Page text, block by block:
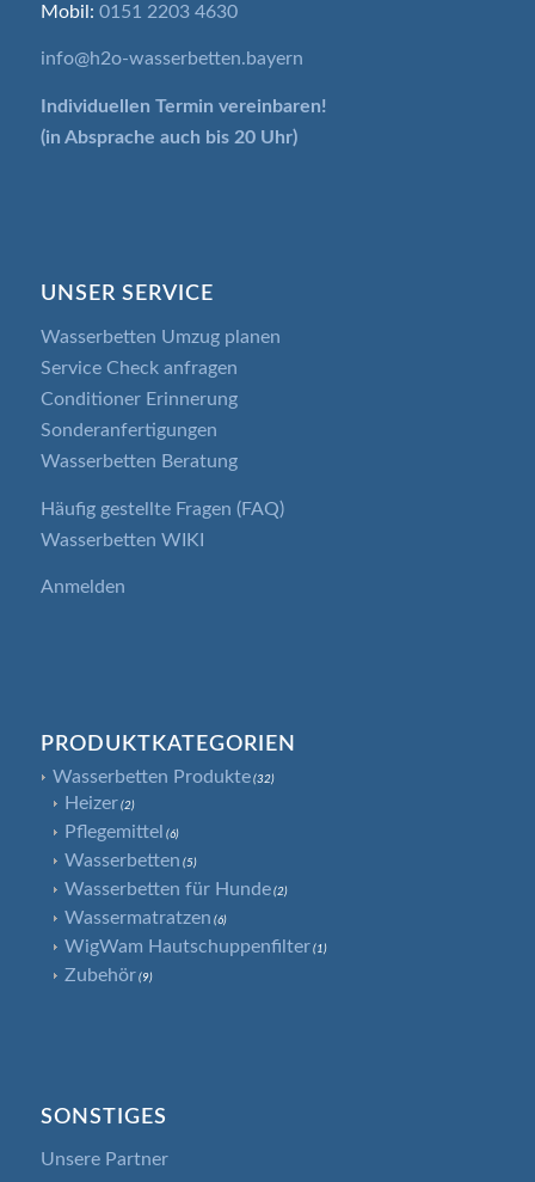
Mobil: 0151 2203 4630
info@h2o-wasserbetten.bayern
Individuellen Termin vereinbaren!
(in Absprache auch bis 20 Uhr)
UNSER SERVICE
Wasserbetten Umzug planen
Service Check anfragen
Conditioner Erinnerung
Sonderanfertigungen
Wasserbetten Beratung
Häufig gestellte Fragen (FAQ)
Wasserbetten WIKI
Anmelden
PRODUKTKATEGORIEN
Wasserbetten Produkte (32)
Heizer (2)
Pflegemittel (6)
Wasserbetten (5)
Wasserbetten für Hunde (2)
Wassermatratzen (6)
WigWam Hautschuppenfilter (1)
Zubehör (9)
SONSTIGES
Unsere Partner